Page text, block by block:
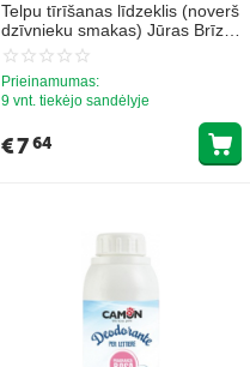
Telpu tīrīšanas līdzeklis (noverš
dzīvnieku smakas) Jūras Brīze
1L
Prieinamumas:
9 vnt. tiekėjo sandėlyje
€764